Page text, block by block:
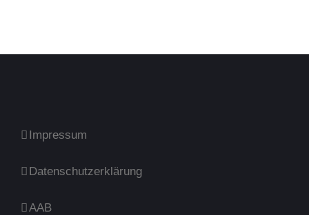
Impressum
Datenschutzerklärung
AAB